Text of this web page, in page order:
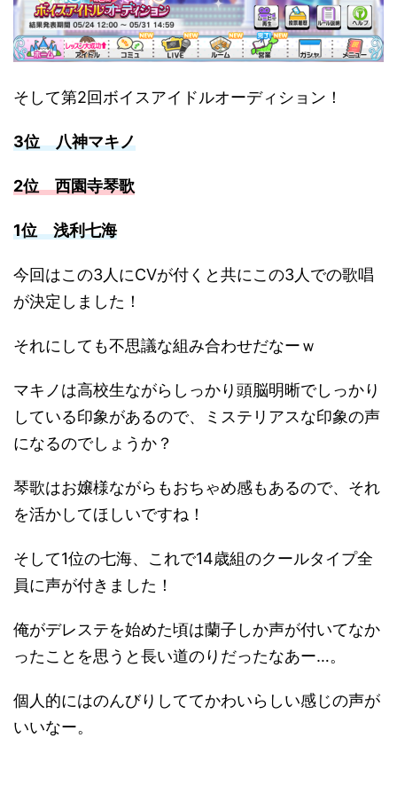
そして第2回ボイスアイドルオーディション！
3位 八神マキノ
2位 西園寺琴歌
1位 浅利七海
今回はこの3人にCVが付くと共にこの3人での歌唱
が決定しました！
それにしても不思議な組み合わせだなーｗ
マキノは高校生ながらしっかり頭脳明晰でしっかり
している印象があるので、ミステリアスな印象の声
になるのでしょうか？
琴歌はお嬢様ながらもおちゃめ感もあるので、それ
を活かしてほしいですね！
そして1位の七海、これで14歳組のクールタイプ全
員に声が付きました！
俺がデレステを始めた頃は蘭子しか声が付いてなか
ったことを思うと長い道のりだったなあー…。
個人的にはのんびりしててかわいらしい感じの声が
いいなー。